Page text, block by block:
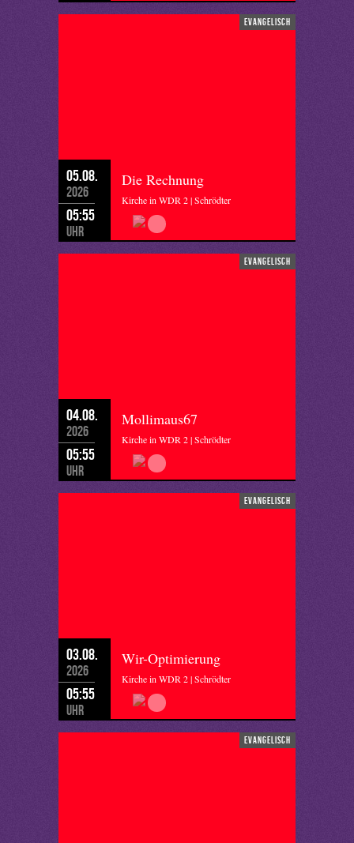
evangelisch
05.08.
2026
05:55
Uhr
Die Rechnung
Kirche in WDR 2 | Schrödter
evangelisch
04.08.
2026
05:55
Uhr
Mollimaus67
Kirche in WDR 2 | Schrödter
evangelisch
03.08.
2026
05:55
Uhr
Wir-Optimierung
Kirche in WDR 2 | Schrödter
evangelisch